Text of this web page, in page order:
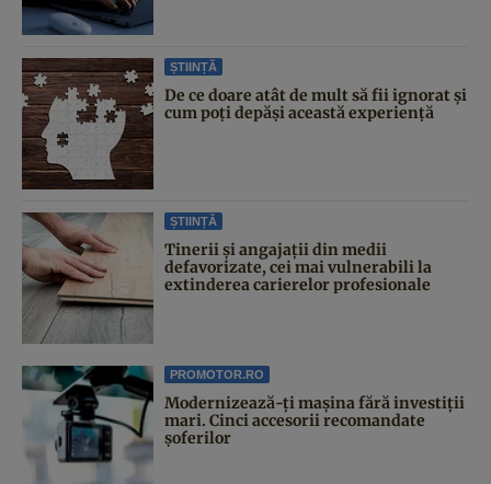
ȘTIINȚĂ
De ce doare atât de mult să fii ignorat și
cum poți depăși această experiență
ȘTIINȚĂ
Tinerii și angajații din medii
defavorizate, cei mai vulnerabili la
extinderea carierelor profesionale
PROMOTOR.RO
Modernizează-ți mașina fără investiții
mari. Cinci accesorii recomandate
șoferilor